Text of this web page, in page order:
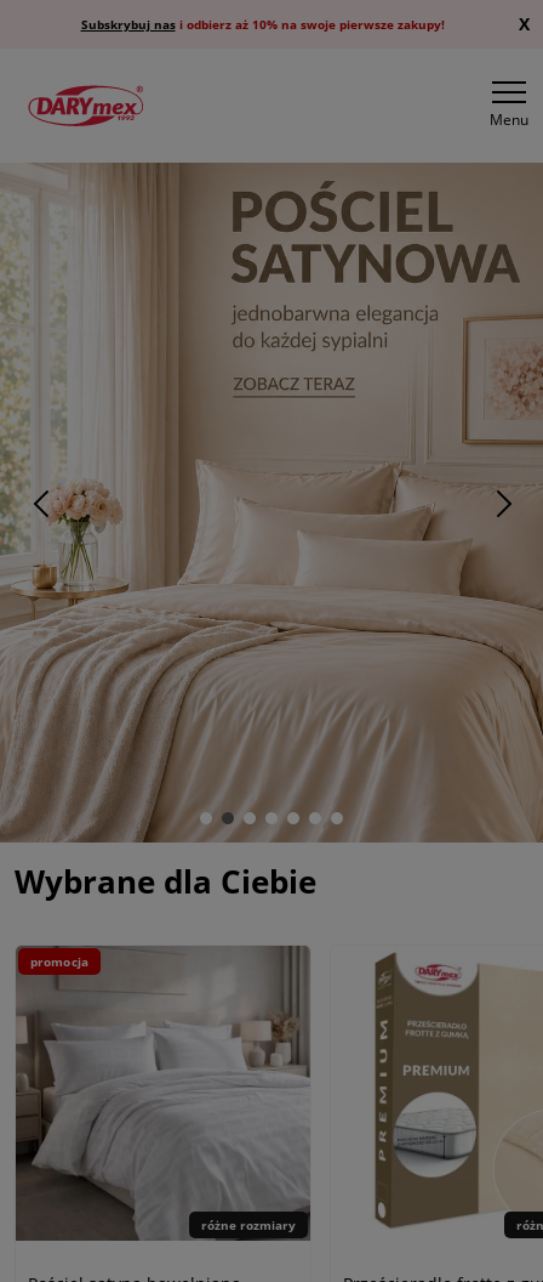
Subskrybuj nasi odbierz aż 10% na swoje pierwsze zakupy! X
Menu
Wybrane dla Ciebie
różne rozmiary
promocja